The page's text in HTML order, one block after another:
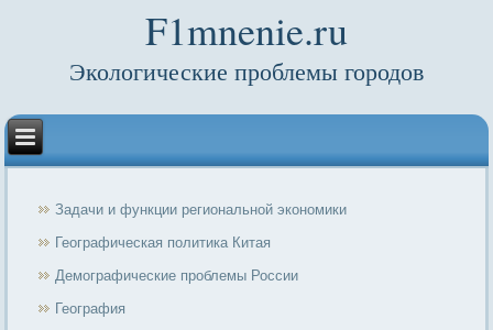
F1mnenie.ru
Экологические проблемы городов
Задачи и функции региональной экономики
Географическая политика Китая
Демографические проблемы России
География